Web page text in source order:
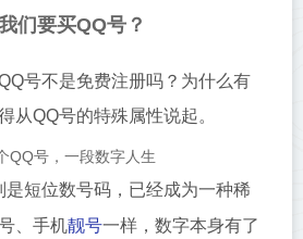
们要买QQ号？
号不是免费注册吗？为什么有
从QQ号的特殊属性说起。
是短位数号码，已经成为一种稀
、手机靓号一样，数字本身有了